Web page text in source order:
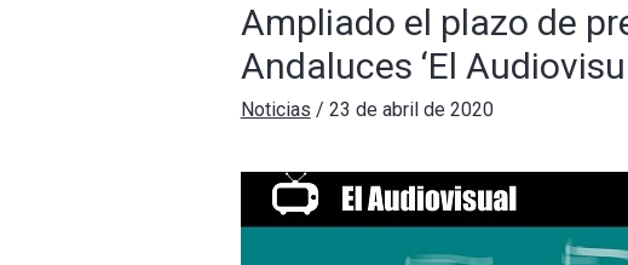
Ampliado el plazo de
Andaluces ‘El
Noticias / 23 de abril de 2020